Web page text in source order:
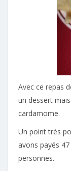
Avec ce repas
un dessert
cardamome.
Un point très
avons payés
personnes.